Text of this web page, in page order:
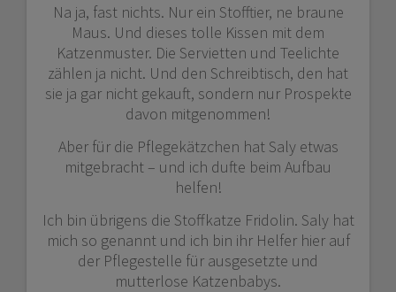
Na ja, fast nichts. Nur ein Stofftier, ne braune
Maus. Und dieses tolle Kissen mit dem
Katzenmuster. Die Servietten und Teelichte
zählen ja nicht. Und den Schreibtisch, den hat
sie ja gar nicht gekauft, sondern nur Prospekte
davon mitgenommen!
Aber für die Pflegekätzchen hat Saly etwas
mitgebracht – und ich dufte beim Aufbau
helfen!
Ich bin übrigens die Stoffkatze Fridolin. Saly hat
mich so genannt und ich bin ihr Helfer hier auf
der Pflegestelle für ausgesetzte und
mutterlose Katzenbabys.